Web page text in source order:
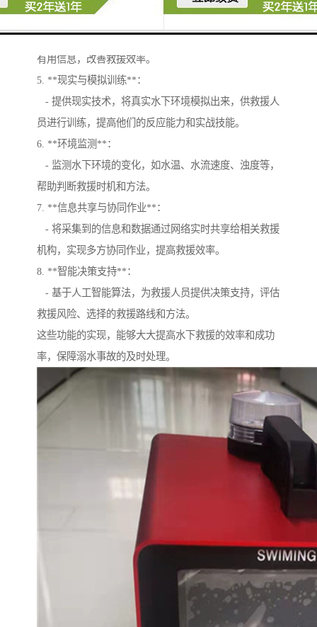
4. **数据分析与处理**：
- 通过图像处理技术，对采集的数据进行分析，以提取
有用信息，改善救援效率。
5. **现实与模拟训练**：
- 提供现实技术，将真实水下环境模拟出来，供救援人
员进行训练，提高他们的反应能力和实战技能。
6. **环境监测**：
- 监测水下环境的变化，如水温、水流速度、浊度等，
帮助判断救援时机和方法。
7. **信息共享与协同作业**：
- 将采集到的信息和数据通过网络实时共享给相关救援
机构，实现多方协同作业，提高救援效率。
8. **智能决策支持**：
- 基于人工智能算法，为救援人员提供决策支持，评估
救援风险、选择的救援路线和方法。
这些功能的实现，能够大大提高水下救援的效率和成功
率，保障溺水事故的及时处理。